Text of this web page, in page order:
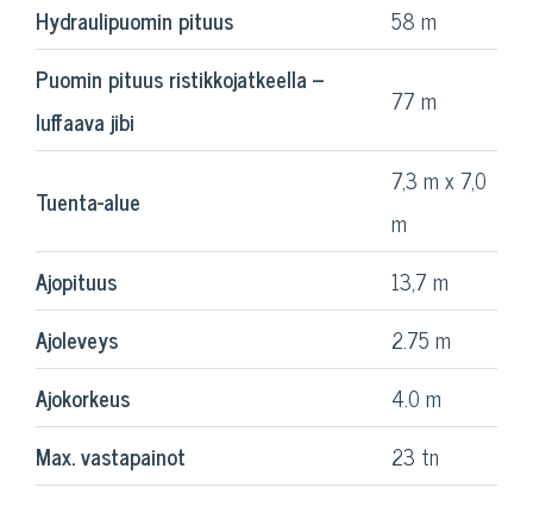
Hydraulipuomin pituus
58 m
Puomin pituus ristikkojatkeella –
luffaava jibi
77 m
Tuenta-alue
7,3 m x 7,0
m
Ajopituus
13,7 m
Ajoleveys
2.75 m
Ajokorkeus
4.0 m
Max. vastapainot
23 tn